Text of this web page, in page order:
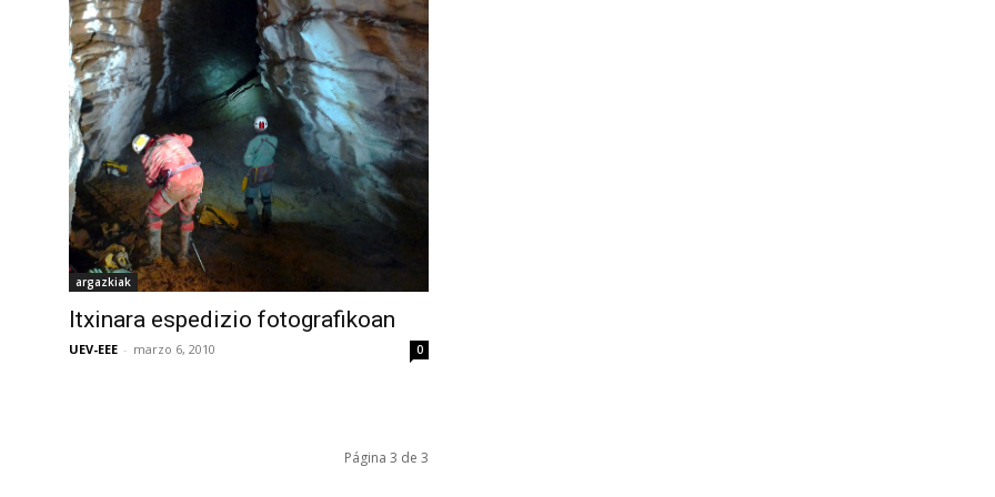
argazkiak
Itxinara espedizio fotografikoan
UEV-EEE - marzo 6, 2010 0
Página 3 de 3